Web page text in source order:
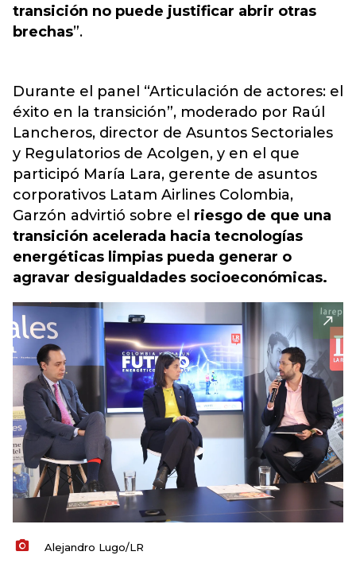
transición no puede justificar abrir otras
brechas”.
Durante el panel “Articulación de actores: el
éxito en la transición”, moderado por Raúl
Lancheros, director de Asuntos Sectoriales
y Regulatorios de Acolgen, y en el que
participó María Lara, gerente de asuntos
corporativos Latam Airlines Colombia,
Garzón advirtió sobre el riesgo de que una
transición acelerada hacia tecnologías
energéticas limpias pueda generar o
agravar desigualdades socioeconómicas.
Alejandro Lugo/LR